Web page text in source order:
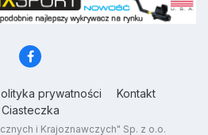
prywatności
Kontakt
Ciasteczka
i Krajoznawczych" Sp. z o.o.